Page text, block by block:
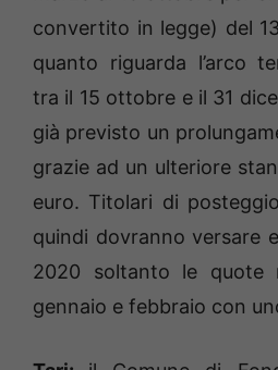
convertito in legge) del
quanto riguarda l’arco
tra il 15 ottobre e il 31
già previsto un
grazie ad un ulteriore
euro. Titolari di
quindi dovranno versare
2020 soltanto le quote
gennaio e febbraio con